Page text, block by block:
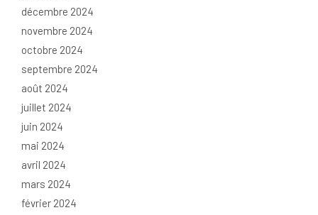
décembre 2024
novembre 2024
octobre 2024
septembre 2024
août 2024
juillet 2024
juin 2024
mai 2024
avril 2024
mars 2024
février 2024